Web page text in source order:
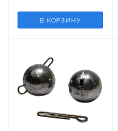
В КОРЗИНУ